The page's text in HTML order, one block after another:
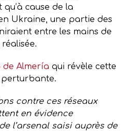
cause de la
Ukraine, une partie des
entre les mains de
de Almería qui révèle cette
contre ces réseaux
en évidence
l’arsenal saisi auprès de